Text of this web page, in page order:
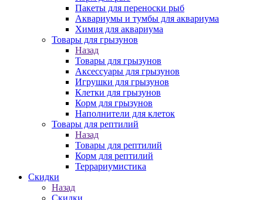
Пакеты для переноски рыб
Аквариумы и тумбы для аквариума
Химия для аквариума
Товары для грызунов
Назад
Товары для грызунов
Аксессуары для грызунов
Игрушки для грызунов
Клетки для грызунов
Корм для грызунов
Наполнители для клеток
Товары для рептилий
Назад
Товары для рептилий
Корм для рептилий
Террариумистика
Скидки
Назад
Скидки